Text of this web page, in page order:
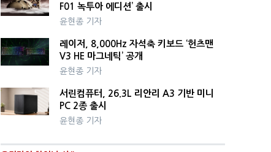
F01 녹투아 에디션’ 출시
윤현종 기자
레이저, 8,000Hz 자석축 키보드 ‘헌츠맨
V3 HE 마그네틱’ 공개
윤현종 기자
서린컴퓨터, 26.3L 리안리 A3 기반 미니
PC 2종 출시
윤현종 기자